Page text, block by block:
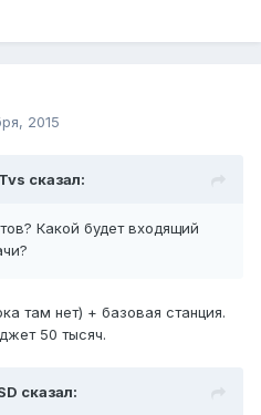
2015
сказал:
Какой будет входящий
там нет) + базовая станция.
50 тысяч.
сказал: